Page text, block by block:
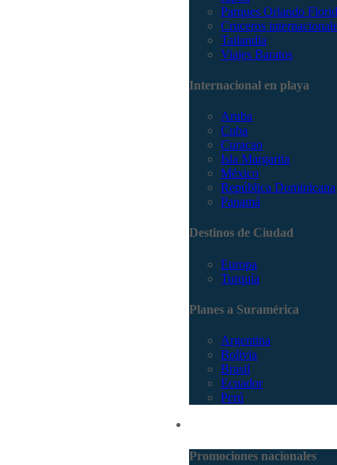
Parques Orlando
Cruceros
Tailandia
Viajes Baratos
Internacional en playa
Aruba
Cuba
Curacao
Isla Margarita
México
República Dominicana
Panamá
Destinos de Ciudad
Europa
Turquía
Planes a Suramérica
Argentina
Bolivia
Brasil
Ecuador
Perú
Promociones nacionales